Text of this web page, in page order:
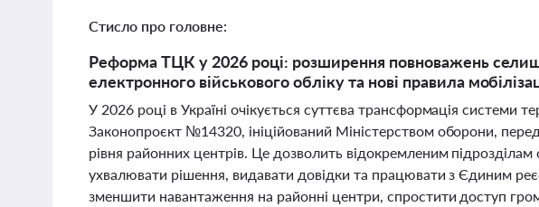
Стисло про головне:
Реформа ТЦК у 2026 році: розширення повноважень
електронного військового обліку та нові правила
У 2026 році в Україні очікується суттєва трансформація системи
Законопроєкт №14320, ініційований Міністерством оборони,
рівня районних центрів. Це дозволить відокремленим
ухвалювати рішення, видавати довідки та працювати з Єдиним
зменшити навантаження на районні центри, спростити доступ